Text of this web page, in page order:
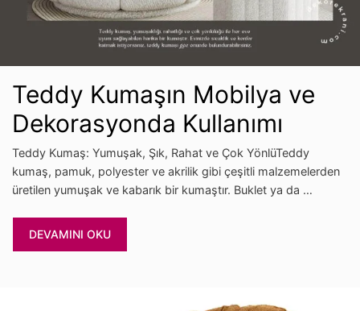
Teddy Kumaşın Mobilya ve
Dekorasyonda Kullanımı
Teddy Kumaş: Yumuşak, Şık, Rahat ve Çok YönlüTeddy
kumaş, pamuk, polyester ve akrilik gibi çeşitli malzemelerden
üretilen yumuşak ve kabarık bir kumaştır. Buklet ya da …
DEVAMINI OKU